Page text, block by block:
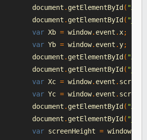
		document
. getElementById ( "xa"
		document
. getElementById ( "ya"
var Xb = window. event .x;
var Yb = window. event . y;
		document
. getElementById ( "xb"
		document
. getElementById ( "yb"
var Xc = window. event . screenX
var Yc = window. event . screenY
		document
. getElementById ( "xc"
		document
. getElementById ( "yc"
var screenHeight = window.